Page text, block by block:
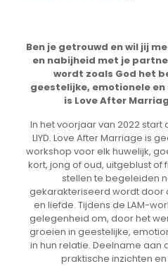
Ben je getrouwd en wil jij
en nabijheid met je
wordt zoals God het
geestelijke, emotionele en
is Love After
In het voorjaar van 2022
LIYD. Love After Marriage is
workshop voor elk huwelijk,
kort, jong of oud, uitgeblust of
stellen te begeleiden
gekarakteriseerd wordt door
en liefde. Tijdens de LAM-
gelegenheid om, door het
groeien in geestelijke,
in hun relatie. Deelname aan
praktische inzichten